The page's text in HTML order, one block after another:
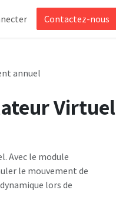
Contactez-nous
annuel
Virtuel
Avec le module
le mouvement de
lors de